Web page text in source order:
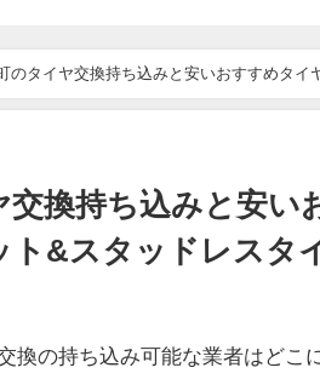
のタイヤ交換持ち込みと安いおすすめタ
交換持ち込みと安
ト&スタッドレスタ
換の持ち込み可能な業者はどこ